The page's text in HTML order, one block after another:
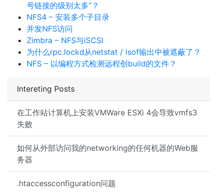
Intereting Posts
在工作站计算机上安装VMWare ESXi 4会导致vmfs3
失败
如何从外部访问我的networking的任何机器的Web服
务器
.htaccessconfiguration问题
号链接的级别太多”？
NFS4 – 安装多个子目录
并发NFS访问
Zimbra – NFS与iSCSI
为什么rpc.lockd从netstat / lsof输出中被遮蔽了？
NFS – 以编程方式检测远程创build的文件？